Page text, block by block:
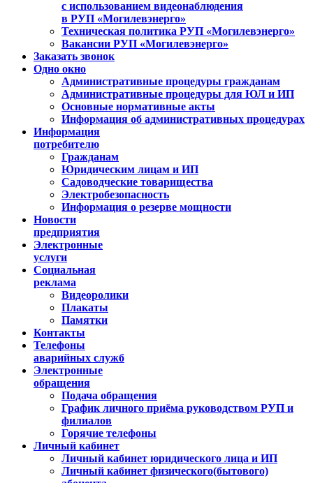
с использованием видеонаблюдения
в РУП «Могилевэнерго»
Техническая политика РУП «Могилевэнерго»
Вакансии РУП «Могилевэнерго»
Заказать звонок
Одно окно
Административные процедуры гражданам
Административные процедуры для ЮЛ и ИП
Основные нормативные акты
Информация об административных процедурах
Информация
потребителю
Гражданам
Юридическим лицам и ИП
Садоводческие товарищества
Электробезопасность
Информация о резерве мощности
Новости
предприятия
Электронные
услуги
Социальная
реклама
Видеоролики
Плакаты
Памятки
Контакты
Телефоны
аварийных служб
Электронные
обращения
Подача обращения
График личного приёма руководством РУП и
филиалов
Горячие телефоны
Личный кабинет
Личный кабинет юридического лица и ИП
Личный кабинет физического(бытового)